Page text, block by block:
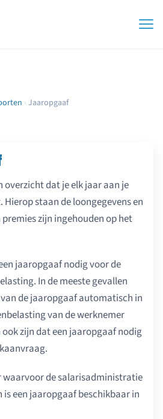
› Jaaropgaaf
overzicht dat je elk jaar aan je
staan de loongegevens en
zijn ingehouden op het
jaaropgaaf nodig voor de
In de meeste gevallen
de jaaropgaaf automatisch in
van de werknemer
zijn dat een jaaropgaaf nodig
waarvoor de salarisadministratie
een jaaropgaaf beschikbaar in